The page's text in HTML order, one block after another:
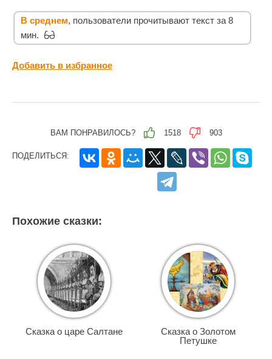
В среднем, пользователи прочитывают текст за 8
мин.
Добавить в избранное
ВАМ ПОНРАВИЛОСЬ? 1518 903
ПОДЕЛИТЬСЯ:
Похожие сказки:
Сказка о царе Салтане
Сказка о Золотом
Петушке